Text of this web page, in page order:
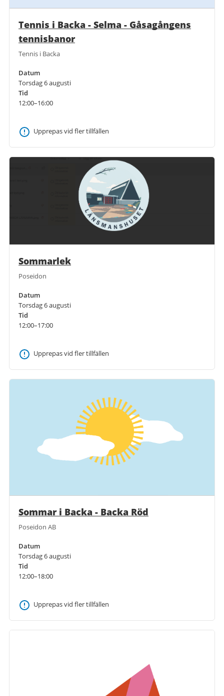
Tennis i Backa - Selma - Gåsagångens
tennisbanor
Tennis i Backa
Datum
Torsdag 6 augusti
Tid
12:00–16:00
Upprepas vid fler tillfällen
Sommarlek
Poseidon
Datum
Torsdag 6 augusti
Tid
12:00–17:00
Upprepas vid fler tillfällen
Sommar i Backa - Backa Röd
Poseidon AB
Datum
Torsdag 6 augusti
Tid
12:00–18:00
Upprepas vid fler tillfällen